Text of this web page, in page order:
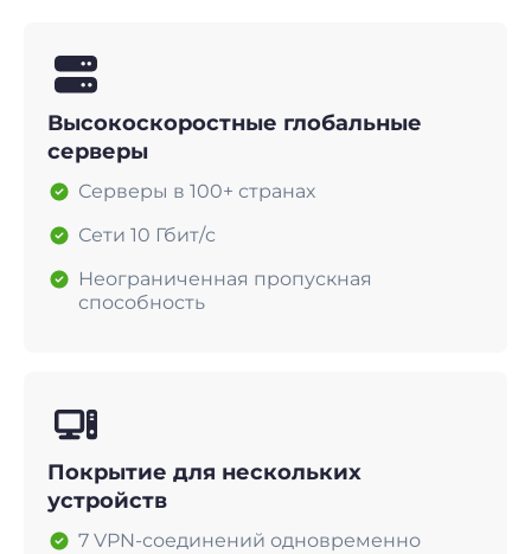
Высокоскоростные глобальные
серверы
Серверы в 100+ странах
Сети 10 Гбит/с
Неограниченная пропускная
способность
Покрытие для нескольких
устройств
7 VPN-соединений одновременно